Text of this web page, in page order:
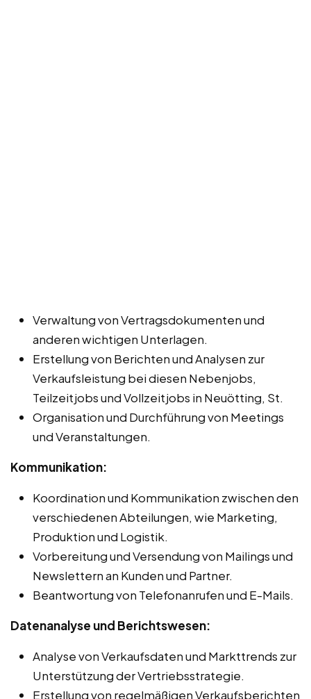
Verwaltung von Vertragsdokumenten und
anderen wichtigen Unterlagen.
Erstellung von Berichten und Analysen zur
Verkaufsleistung bei diesen Nebenjobs,
Teilzeitjobs und Vollzeitjobs in Neuötting, St.
Organisation und Durchführung von Meetings
und Veranstaltungen.
Kommunikation:
Koordination und Kommunikation zwischen den
verschiedenen Abteilungen, wie Marketing,
Produktion und Logistik.
Vorbereitung und Versendung von Mailings und
Newslettern an Kunden und Partner.
Beantwortung von Telefonanrufen und E-Mails.
Datenanalyse und Berichtswesen:
Analyse von Verkaufsdaten und Markttrends zur
Unterstützung der Vertriebsstrategie.
Erstellung von regelmäßigen Verkaufsberichten